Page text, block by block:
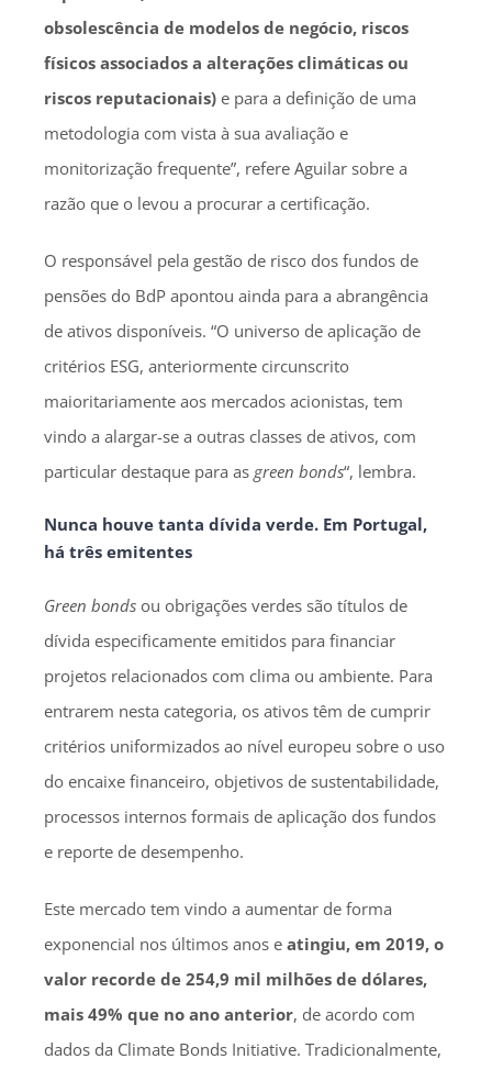
obsolescência de modelos de negócio, riscos
físicos associados a alterações climáticas ou
riscos reputacionais) e para a definição de uma
metodologia com vista à sua avaliação e
monitorização frequente”, refere Aguilar sobre a
razão que o levou a procurar a certificação.
O responsável pela gestão de risco dos fundos de
pensões do BdP apontou ainda para a abrangência
de ativos disponíveis. “O universo de aplicação de
critérios ESG, anteriormente circunscrito
maioritariamente aos mercados acionistas, tem
vindo a alargar-se a outras classes de ativos, com
particular destaque para as green bonds“, lembra.
Nunca houve tanta dívida verde. Em Portugal,
há três emitentes
Green bonds ou obrigações verdes são títulos de
dívida especificamente emitidos para financiar
projetos relacionados com clima ou ambiente. Para
entrarem nesta categoria, os ativos têm de cumprir
critérios uniformizados ao nível europeu sobre o uso
do encaixe financeiro, objetivos de sustentabilidade,
processos internos formais de aplicação dos fundos
e reporte de desempenho.
Este mercado tem vindo a aumentar de forma
exponencial nos últimos anos e atingiu, em 2019, o
valor recorde de 254,9 mil milhões de dólares,
mais 49% que no ano anterior, de acordo com
dados da Climate Bonds Initiative. Tradicionalmente,